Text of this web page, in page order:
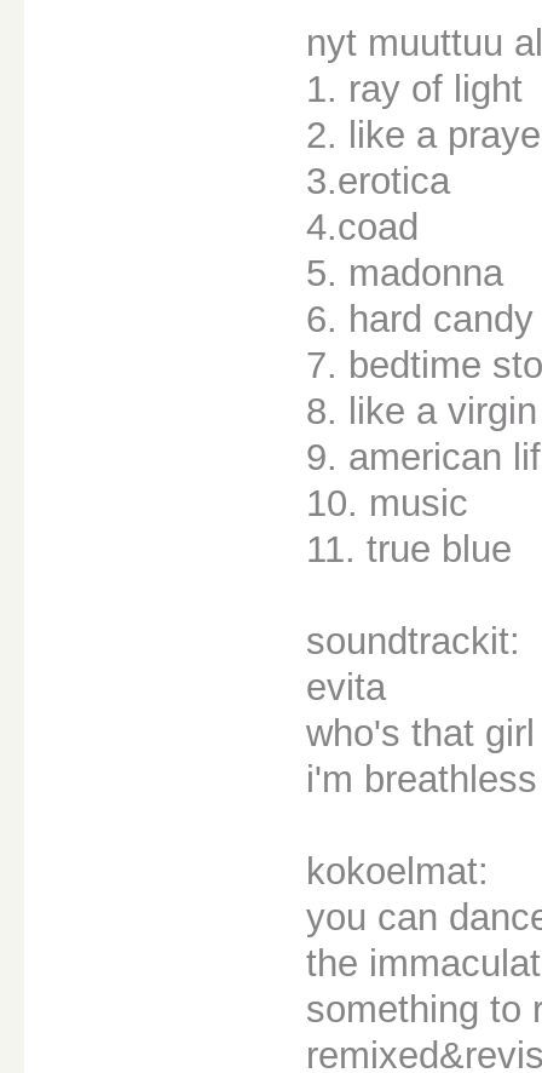
nyt muuttuu
1. ray of light
2. like a
3.erotica
4.coad
5. madonna
6. hard candy
7. bedtime
8. like a virgin
9. american
10. music
11. true blue
soundtrackit:
evita
who's that girl
i'm breathless
kokoelmat:
you can
the
something to